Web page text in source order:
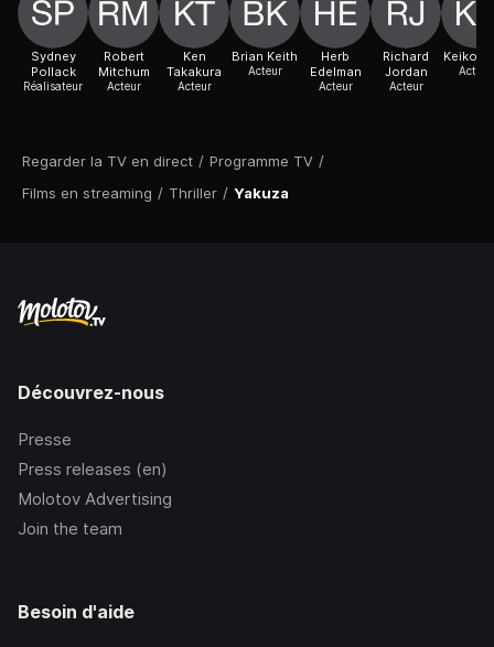
Regarder la TV en direct / Programme TV /
Films en streaming / Thriller / Yakuza
Sydney
Pollack
Réalisateur
Robert
Mitchum
Acteur
Ken
Takakura
Acteur
Brian Keith
Acteur
Herb
Edelman
Acteur
Richard
Jordan
Acteur
Keiko
Actrice
Découvrez-nous
Presse
Press releases (en)
Molotov Advertising
Join the team
Besoin d'aide